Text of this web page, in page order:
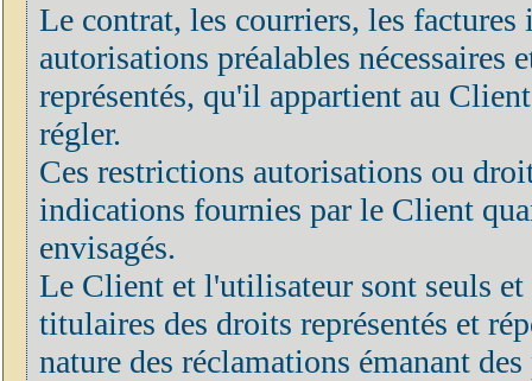
Le contrat, les courriers, les
autorisations préalables
représentés, qu'il appartient au
régler.
Ces restrictions autorisations ou
indications fournies par le Client
envisagés.
Le Client et l'utilisateur sont seuls
titulaires des droits représentés et
nature des réclamations émanant